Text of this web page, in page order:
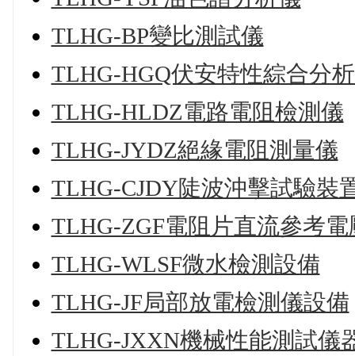
TLHG-BP變比測試儀
TLHG-HGQ伏安特性綜合分
TLHG-HLDZ電路電阻檢測儀
TLHG-JYDZ絕緣電阻測量儀
TLHG-CJDY陡波沖擊試驗裝
TLHG-ZGF電阻片直流參考
TLHG-WLSF微水檢測設備
TLHG-JF局部放電檢測儀設備
TLHG-JXXN機械性能測試儀